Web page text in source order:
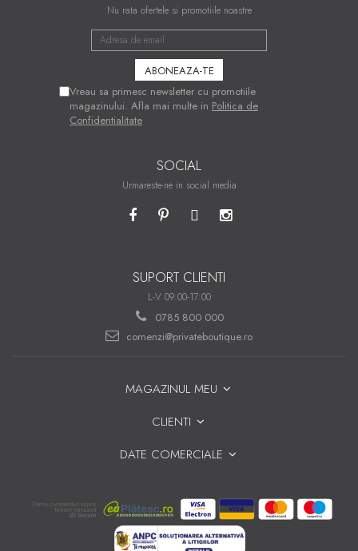
Nu rata ofertele si promotiile noastre
Vreau sa primesc newsletter cu promotiile
magazinului. Afla mai multe in Politica de
Confidentialitate
SOCIAL
Urmareste-ne in social media
SUPORT CLIENTI
L-V 09:00-17:00
0785 800 000
comenzi@privateboutique.ro
MAGAZINUL MEU
CLIENTI
DATE COMERCIALE